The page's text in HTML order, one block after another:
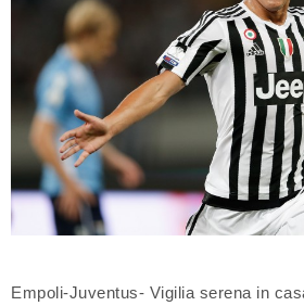
Empoli-Juventus- Vigilia serena in